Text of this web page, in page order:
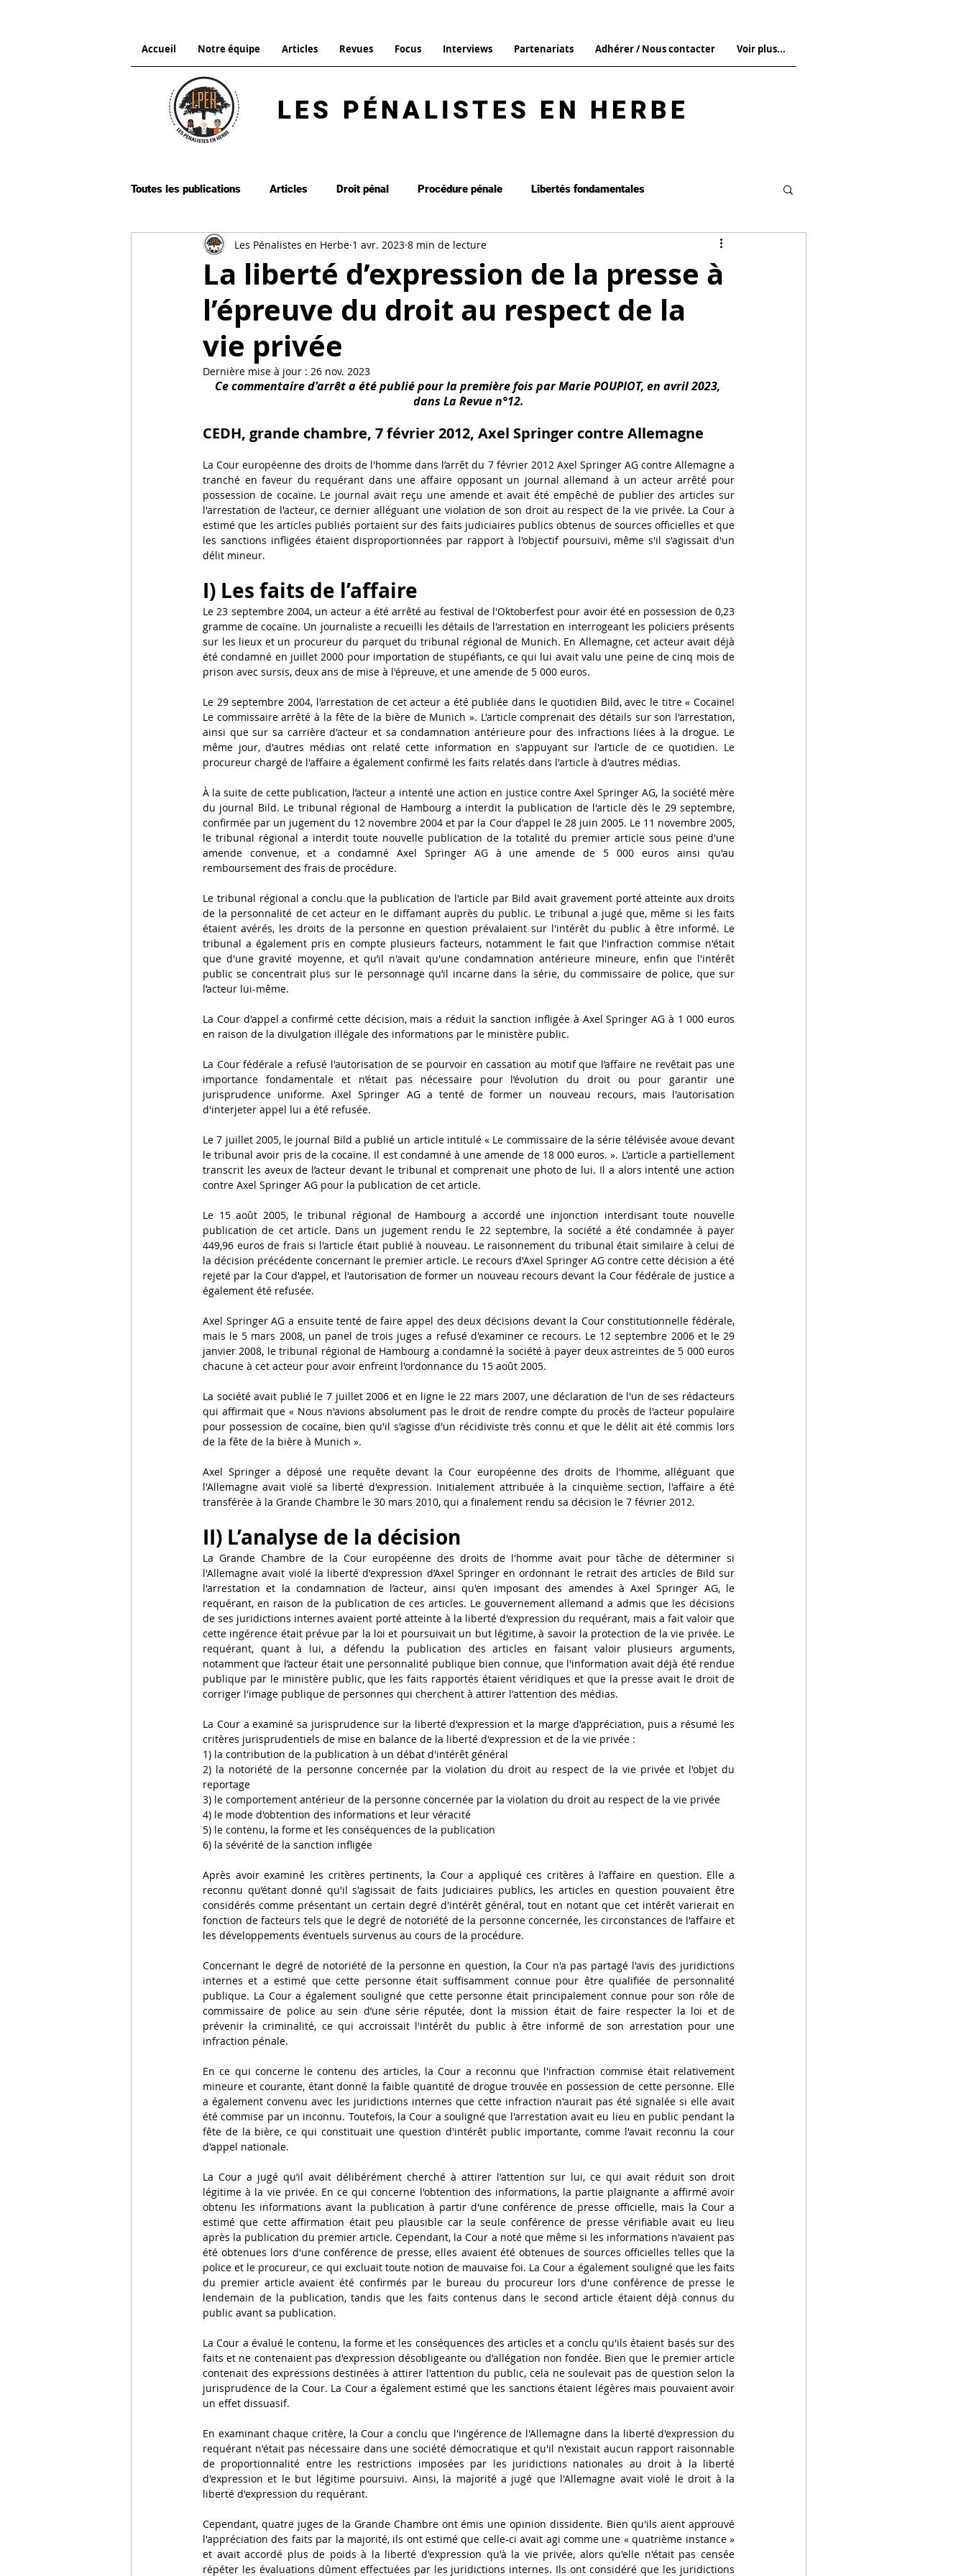
Accueil Notre équipe Articles Revues Focus Interviews Partenariats Adhérer / Nous contacter Voir plus...
LES PÉNALISTES EN HERBE
Toutes les publications Articles Droit pénal Procédure pénale Libertés fondamentales
Droit pénal international Droit de la peine Interview Focus Droit pénal spécial
Procédure pénale Citation Commentaire d'arrêt Les brèves La Revue n°13 La Revue n°14
Droit pénal international (Focus)
La liberté d’expression de la presse à
l’épreuve du droit au respect de la
vie privée
Les Pénalistes en Herbe 1 avr. 2023 8 min de lecture
Dernière mise à jour : 26 nov. 2023
Ce commentaire d'arrêt a été publié pour la première fois par Marie POUPIOT, en avril 2023,
dans La Revue n°12.
CEDH, grande chambre, 7 février 2012, Axel Springer contre Allemagne
La Cour européenne des droits de l'homme dans l’arrêt du 7 février 2012 Axel Springer AG contre Allemagne a
tranché en faveur du requérant dans une affaire opposant un journal allemand à un acteur arrêté pour
possession de cocaïne. Le journal avait reçu une amende et avait été empêché de publier des articles sur
l'arrestation de l'acteur, ce dernier alléguant une violation de son droit au respect de la vie privée. La Cour a
estimé que les articles publiés portaient sur des faits judiciaires publics obtenus de sources officielles et que
les sanctions infligées étaient disproportionnées par rapport à l'objectif poursuivi, même s'il s'agissait d'un
délit mineur.
I) Les faits de l’affaire
Le 23 septembre 2004, un acteur a été arrêté au festival de l'Oktoberfest pour avoir été en possession de 0,23
gramme de cocaïne. Un journaliste a recueilli les détails de l'arrestation en interrogeant les policiers présents
sur les lieux et un procureur du parquet du tribunal régional de Munich. En Allemagne, cet acteur avait déjà
été condamné en juillet 2000 pour importation de stupéfiants, ce qui lui avait valu une peine de cinq mois de
prison avec sursis, deux ans de mise à l'épreuve, et une amende de 5 000 euros.
Le 29 septembre 2004, l'arrestation de cet acteur a été publiée dans le quotidien Bild, avec le titre « Cocaïne!
Le commissaire arrêté à la fête de la bière de Munich ». L'article comprenait des détails sur son l'arrestation,
ainsi que sur sa carrière d'acteur et sa condamnation antérieure pour des infractions liées à la drogue. Le
même jour, d'autres médias ont relaté cette information en s'appuyant sur l'article de ce quotidien. Le
procureur chargé de l'affaire a également confirmé les faits relatés dans l'article à d'autres médias.
À la suite de cette publication, l’acteur a intenté une action en justice contre Axel Springer AG, la société mère
du journal Bild. Le tribunal régional de Hambourg a interdit la publication de l'article dès le 29 septembre,
confirmée par un jugement du 12 novembre 2004 et par la Cour d'appel le 28 juin 2005. Le 11 novembre 2005,
le tribunal régional a interdit toute nouvelle publication de la totalité du premier article sous peine d'une
amende convenue, et a condamné Axel Springer AG à une amende de 5 000 euros ainsi qu'au
remboursement des frais de procédure.
Le tribunal régional a conclu que la publication de l'article par Bild avait gravement porté atteinte aux droits
de la personnalité de cet acteur en le diffamant auprès du public. Le tribunal a jugé que, même si les faits
étaient avérés, les droits de la personne en question prévalaient sur l'intérêt du public à être informé. Le
tribunal a également pris en compte plusieurs facteurs, notamment le fait que l'infraction commise n'était
que d'une gravité moyenne, et qu’il n'avait qu'une condamnation antérieure mineure, enfin que l'intérêt
public se concentrait plus sur le personnage qu’il incarne dans la série, du commissaire de police, que sur
l’acteur lui-même.
La Cour d'appel a confirmé cette décision, mais a réduit la sanction infligée à Axel Springer AG à 1 000 euros
en raison de la divulgation illégale des informations par le ministère public.
La Cour fédérale a refusé l'autorisation de se pourvoir en cassation au motif que l’affaire ne revêtait pas une
importance fondamentale et n’était pas nécessaire pour l’évolution du droit ou pour garantir une
jurisprudence uniforme. Axel Springer AG a tenté de former un nouveau recours, mais l'autorisation
d'interjeter appel lui a été refusée.
Le 7 juillet 2005, le journal Bild a publié un article intitulé « Le commissaire de la série télévisée avoue devant
le tribunal avoir pris de la cocaïne. Il est condamné à une amende de 18 000 euros. ». L'article a partiellement
transcrit les aveux de l’acteur devant le tribunal et comprenait une photo de lui. Il a alors intenté une action
contre Axel Springer AG pour la publication de cet article.
Le 15 août 2005, le tribunal régional de Hambourg a accordé une injonction interdisant toute nouvelle
publication de cet article. Dans un jugement rendu le 22 septembre, la société a été condamnée à payer
449,96 euros de frais si l'article était publié à nouveau. Le raisonnement du tribunal était similaire à celui de
la décision précédente concernant le premier article. Le recours d'Axel Springer AG contre cette décision a été
rejeté par la Cour d'appel, et l'autorisation de former un nouveau recours devant la Cour fédérale de justice a
également été refusée.
Axel Springer AG a ensuite tenté de faire appel des deux décisions devant la Cour constitutionnelle fédérale,
mais le 5 mars 2008, un panel de trois juges a refusé d'examiner ce recours. Le 12 septembre 2006 et le 29
janvier 2008, le tribunal régional de Hambourg a condamné la société à payer deux astreintes de 5 000 euros
chacune à cet acteur pour avoir enfreint l'ordonnance du 15 août 2005.
La société avait publié le 7 juillet 2006 et en ligne le 22 mars 2007, une déclaration de l'un de ses rédacteurs
qui affirmait que « Nous n'avions absolument pas le droit de rendre compte du procès de l'acteur populaire
pour possession de cocaïne, bien qu'il s'agisse d'un récidiviste très connu et que le délit ait été commis lors
de la fête de la bière à Munich ».
Axel Springer a déposé une requête devant la Cour européenne des droits de l'homme, alléguant que
l'Allemagne avait violé sa liberté d'expression. Initialement attribuée à la cinquième section, l'affaire a été
transférée à la Grande Chambre le 30 mars 2010, qui a finalement rendu sa décision le 7 février 2012.
II) L’analyse de la décision
La Grande Chambre de la Cour européenne des droits de l'homme avait pour tâche de déterminer si
l'Allemagne avait violé la liberté d'expression d’Axel Springer en ordonnant le retrait des articles de Bild sur
l'arrestation et la condamnation de l’acteur, ainsi qu'en imposant des amendes à Axel Springer AG, le
requérant, en raison de la publication de ces articles. Le gouvernement allemand a admis que les décisions
de ses juridictions internes avaient porté atteinte à la liberté d'expression du requérant, mais a fait valoir que
cette ingérence était prévue par la loi et poursuivait un but légitime, à savoir la protection de la vie privée. Le
requérant, quant à lui, a défendu la publication des articles en faisant valoir plusieurs arguments,
notamment que l’acteur était une personnalité publique bien connue, que l'information avait déjà été rendue
publique par le ministère public, que les faits rapportés étaient véridiques et que la presse avait le droit de
corriger l'image publique de personnes qui cherchent à attirer l'attention des médias.
La Cour a examiné sa jurisprudence sur la liberté d'expression et la marge d'appréciation, puis a résumé les
critères jurisprudentiels de mise en balance de la liberté d'expression et de la vie privée :
1) la contribution de la publication à un débat d'intérêt général
2) la notoriété de la personne concernée par la violation du droit au respect de la vie privée et l'objet du
reportage
3) le comportement antérieur de la personne concernée par la violation du droit au respect de la vie privée
4) le mode d'obtention des informations et leur véracité
5) le contenu, la forme et les conséquences de la publication
6) la sévérité de la sanction infligée
Après avoir examiné les critères pertinents, la Cour a appliqué ces critères à l'affaire en question. Elle a
reconnu qu’étant donné qu'il s'agissait de faits judiciaires publics, les articles en question pouvaient être
considérés comme présentant un certain degré d'intérêt général, tout en notant que cet intérêt varierait en
fonction de facteurs tels que le degré de notoriété de la personne concernée, les circonstances de l'affaire et
les développements éventuels survenus au cours de la procédure.
Concernant le degré de notoriété de la personne en question, la Cour n'a pas partagé l'avis des juridictions
internes et a estimé que cette personne était suffisamment connue pour être qualifiée de personnalité
publique. La Cour a également souligné que cette personne était principalement connue pour son rôle de
commissaire de police au sein d’une série réputée, dont la mission était de faire respecter la loi et de
prévenir la criminalité, ce qui accroissait l'intérêt du public à être informé de son arrestation pour une
infraction pénale.
En ce qui concerne le contenu des articles, la Cour a reconnu que l'infraction commise était relativement
mineure et courante, étant donné la faible quantité de drogue trouvée en possession de cette personne. Elle
a également convenu avec les juridictions internes que cette infraction n'aurait pas été signalée si elle avait
été commise par un inconnu. Toutefois, la Cour a souligné que l'arrestation avait eu lieu en public pendant la
fête de la bière, ce qui constituait une question d'intérêt public importante, comme l'avait reconnu la cour
d'appel nationale.
La Cour a jugé qu’il avait délibérément cherché à attirer l'attention sur lui, ce qui avait réduit son droit
légitime à la vie privée. En ce qui concerne l'obtention des informations, la partie plaignante a affirmé avoir
obtenu les informations avant la publication à partir d'une conférence de presse officielle, mais la Cour a
estimé que cette affirmation était peu plausible car la seule conférence de presse vérifiable avait eu lieu
après la publication du premier article. Cependant, la Cour a noté que même si les informations n'avaient pas
été obtenues lors d'une conférence de presse, elles avaient été obtenues de sources officielles telles que la
police et le procureur, ce qui excluait toute notion de mauvaise foi. La Cour a également souligné que les faits
du premier article avaient été confirmés par le bureau du procureur lors d'une conférence de presse le
lendemain de la publication, tandis que les faits contenus dans le second article étaient déjà connus du
public avant sa publication.
La Cour a évalué le contenu, la forme et les conséquences des articles et a conclu qu'ils étaient basés sur des
faits et ne contenaient pas d'expression désobligeante ou d'allégation non fondée. Bien que le premier article
contenait des expressions destinées à attirer l'attention du public, cela ne soulevait pas de question selon la
jurisprudence de la Cour. La Cour a également estimé que les sanctions étaient légères mais pouvaient avoir
un effet dissuasif.
En examinant chaque critère, la Cour a conclu que l'ingérence de l'Allemagne dans la liberté d'expression du
requérant n'était pas nécessaire dans une société démocratique et qu'il n'existait aucun rapport raisonnable
de proportionnalité entre les restrictions imposées par les juridictions nationales au droit à la liberté
d'expression et le but légitime poursuivi. Ainsi, la majorité a jugé que l'Allemagne avait violé le droit à la
liberté d'expression du requérant.
Cependant, quatre juges de la Grande Chambre ont émis une opinion dissidente. Bien qu'ils aient approuvé
l'appréciation des faits par la majorité, ils ont estimé que celle-ci avait agi comme une « quatrième instance »
et avait accordé plus de poids à la liberté d'expression qu'à la vie privée, alors qu'elle n'était pas censée
répéter les évaluations dûment effectuées par les juridictions internes. Ils ont considéré que les juridictions